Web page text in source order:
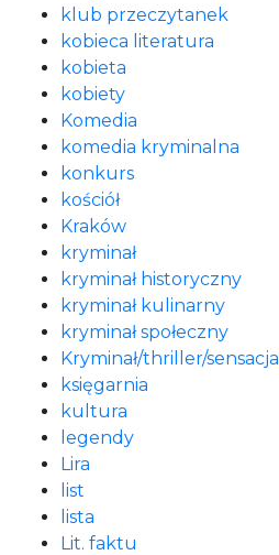
klub przeczytanek
kobieca literatura
kobieta
kobiety
Komedia
komedia kryminalna
konkurs
kościół
Kraków
kryminał
kryminał historyczny
kryminał kulinarny
kryminał społeczny
Kryminał/thriller/sensacja
księgarnia
kultura
legendy
Lira
list
lista
Lit. faktu